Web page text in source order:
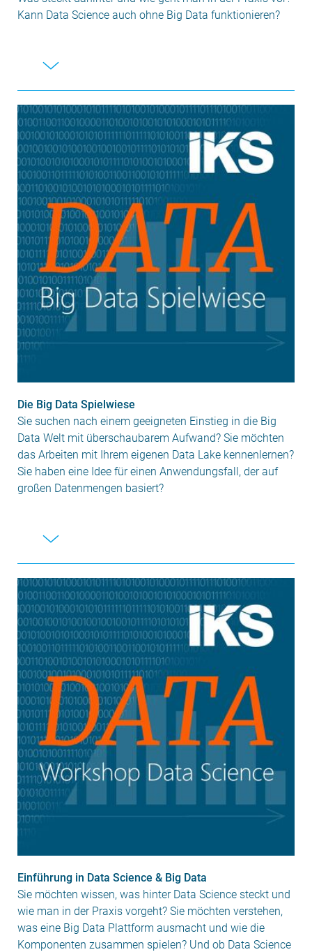
Kann Data Science auch ohne Big Data funktionieren?
Die Big Data Spielwiese
Sie suchen nach einem geeigneten Einstieg in die Big
Data Welt mit überschaubarem Aufwand? Sie möchten
das Arbeiten mit Ihrem eigenen Data Lake kennenlernen?
Sie haben eine Idee für einen Anwendungsfall, der auf
großen Datenmengen basiert?
Einführung in Data Science & Big Data
Sie möchten wissen, was hinter Data Science steckt und
wie man in der Praxis vorgeht? Sie möchten verstehen,
was eine Big Data Plattform ausmacht und wie die
Komponenten zusammen spielen? Und ob Data Science